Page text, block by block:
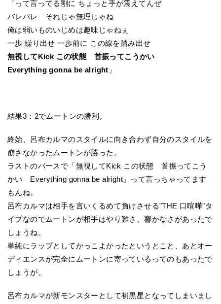
「って言ってる割に ちょっと手が震えてんぜ
バレバレ それじゃ無理じゃね
俺は弱いものいじめは趣味じゃねぇ
一歩 繰り出せ 一歩前に この線を踏み出せ
無視してKick この状態 首振ってこうかい
Everything gonna be alright 」
結果3：2でムートンの勝利。
終始、呂布カルマのスタイルに向き合わず自分のスタイルを
崩さなかったムートンが勝った。
ラストのバースで「無視してKick この状態 首振ってこう
かい Everything gonna be alright」って言っちゃってます
もんね。
呂布カルマは相手を言いくるめて負けさせる"THE 口喧嘩"タ
イプなのでムートンが相手はやり難さ、響かなさがあったで
しょうね。
単純にラップとしてかっこよかったというとこと、あとオー
ディエンスが完全にムートンに寄っているってのもあったで
しょうが。
呂布カルマが新モンスターとして初黒星となってしまいまし